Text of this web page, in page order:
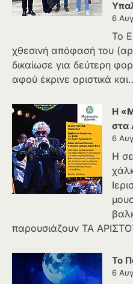
6
Το
χθεσινή απόφασή του
δικαίωσε για δεύτερη
αφού έκρινε οριστικά
Η
στα
6
Η
παρουσιάζουν ΤΑ
Το
6